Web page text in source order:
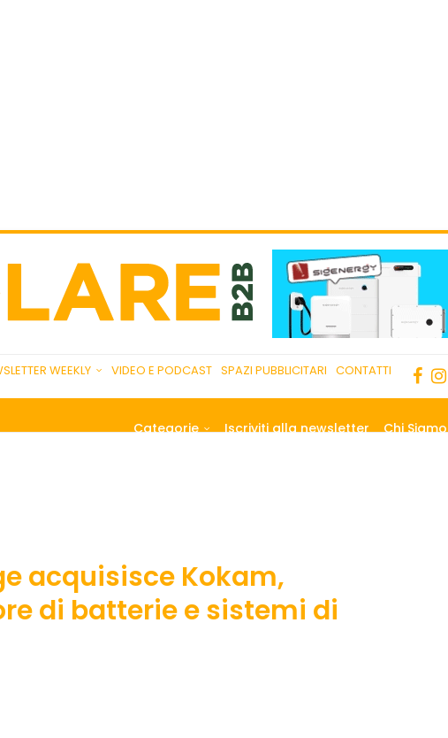
WEEKLY VIDEO E PODCAST SPAZI PUBBLICITARI CONTATTI
Categorie Iscriviti alla newsletter Chi Siamo
acquisisce Kokam,
di batterie e sistemi di